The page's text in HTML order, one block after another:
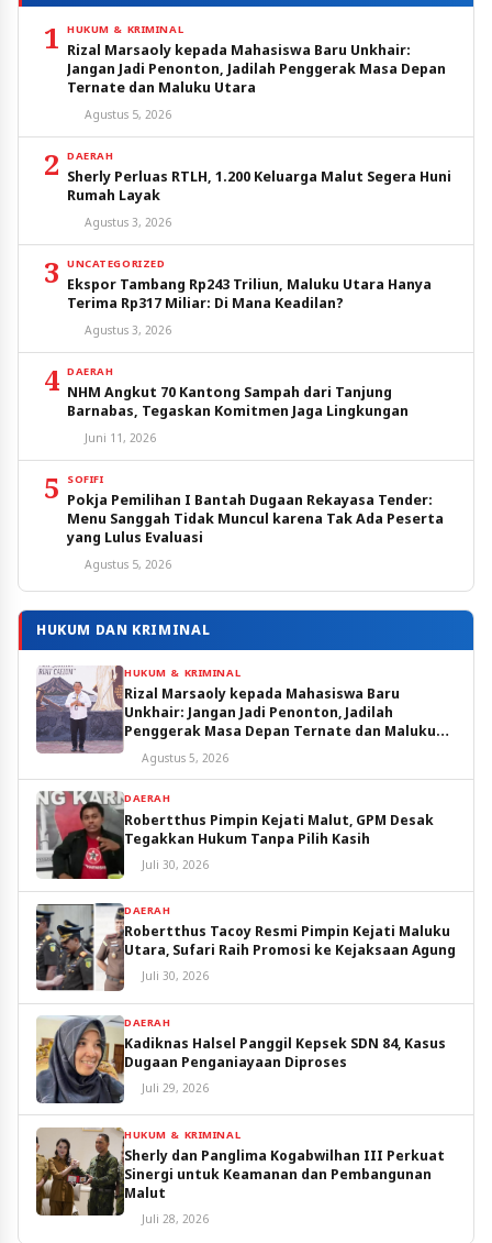
1 HUKUM & KRIMINAL
Rizal Marsaoly kepada Mahasiswa Baru Unkhair:
Jangan Jadi Penonton, Jadilah Penggerak Masa Depan
Ternate dan Maluku Utara
Agustus 5, 2026
2 DAERAH
Sherly Perluas RTLH, 1.200 Keluarga Malut Segera Huni
Rumah Layak
Agustus 3, 2026
3 UNCATEGORIZED
Ekspor Tambang Rp243 Triliun, Maluku Utara Hanya
Terima Rp317 Miliar: Di Mana Keadilan?
Agustus 3, 2026
4 DAERAH
NHM Angkut 70 Kantong Sampah dari Tanjung
Barnabas, Tegaskan Komitmen Jaga Lingkungan
Juni 11, 2026
5 SOFIFI
Pokja Pemilihan I Bantah Dugaan Rekayasa Tender:
Menu Sanggah Tidak Muncul karena Tak Ada Peserta
yang Lulus Evaluasi
Agustus 5, 2026
HUKUM DAN KRIMINAL
HUKUM & KRIMINAL
Rizal Marsaoly kepada Mahasiswa Baru
Unkhair: Jangan Jadi Penonton, Jadilah
Penggerak Masa Depan Ternate dan Maluku
Utara
Agustus 5, 2026
DAERAH
Robertthus Pimpin Kejati Malut, GPM Desak
Tegakkan Hukum Tanpa Pilih Kasih
Juli 30, 2026
DAERAH
Robertthus Tacoy Resmi Pimpin Kejati Maluku
Utara, Sufari Raih Promosi ke Kejaksaan Agung
Juli 30, 2026
DAERAH
Kadiknas Halsel Panggil Kepsek SDN 84, Kasus
Dugaan Penganiayaan Diproses
Juli 29, 2026
HUKUM & KRIMINAL
Sherly dan Panglima Kogabwilhan III Perkuat
Sinergi untuk Keamanan dan Pembangunan
Malut
Juli 28, 2026